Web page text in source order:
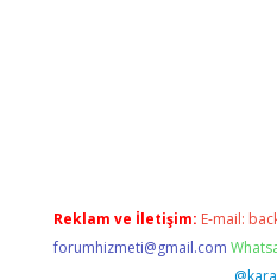
Reklam ve İletişim: E-mail:
forumhizmeti@gmail.com